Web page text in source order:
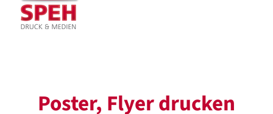
Poster, Flyer drucken